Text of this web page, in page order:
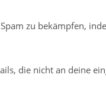
zu bekämpfen,
die nicht an deine